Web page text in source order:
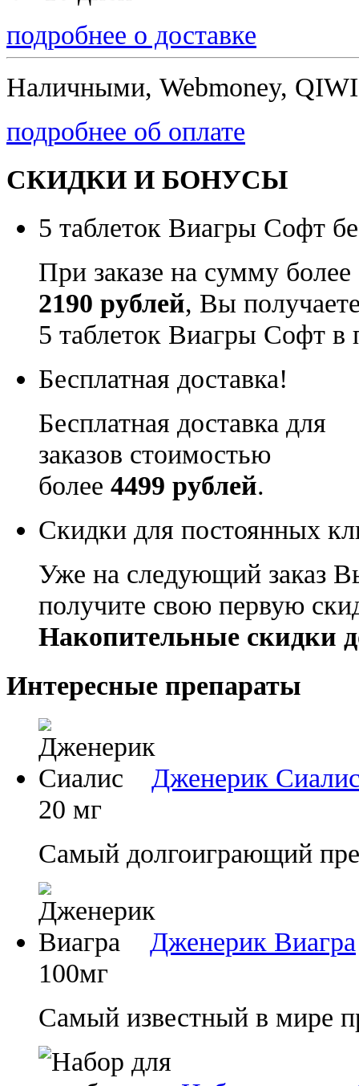
подробнее о доставке
Наличными, Webmoney,
подробнее об оплате
СКИДКИ И БОНУСЫ
5 таблеток Виагры Софт
При заказе на сумму более
2190 рублей, Вы
5 таблеток Виагры Софт в
Бесплатная доставка!
Бесплатная доставка для
заказов стоимостью
более 4499 рублей.
Скидки для постоянных
Уже на следующий заказ
получите свою первую
Накопительные скидки
Интересные препараты
Дженерик
20 мг
Самый долгоиграющий
Дженерик Виагра
100мг
Самый известный в мире